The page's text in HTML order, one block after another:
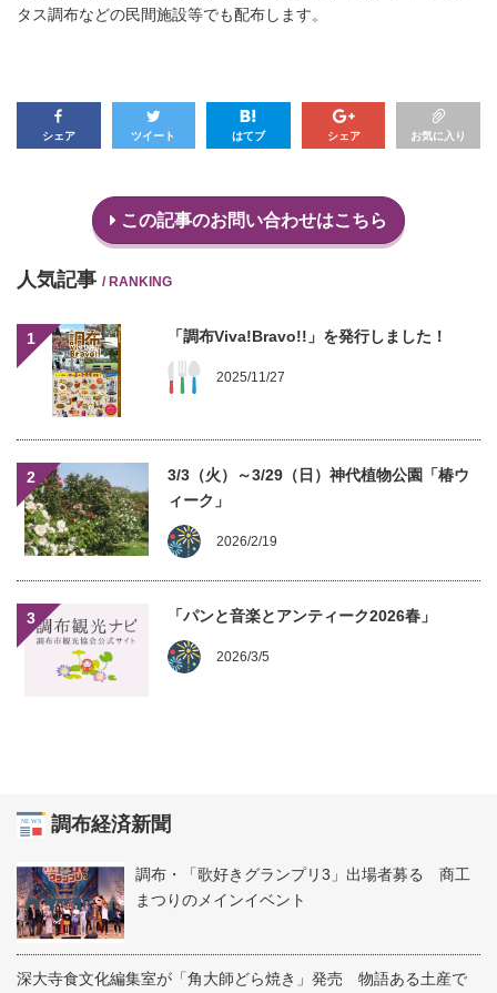
タス調布などの民間施設等でも配布します。
シェア ツイート はてブ シェア お気に入り
この記事のお問い合わせはこちら
人気記事 / RANKING
1 「調布Viva!Bravo!!」を発行しました！
2025/11/27
2
3/3（火）～3/29（日）神代植物公園「椿ウ
ィーク」
2026/2/19
3 「パンと音楽とアンティーク2026春」
2026/3/5
調布経済新聞
調布・「歌好きグランプリ3」出場者募る 商工
まつりのメインイベント
深大寺食文化編集室が「角大師どら焼き」発売 物語ある土産で